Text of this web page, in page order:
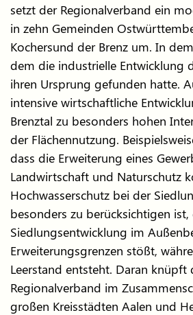
setzt der Regionalverband ein
in zehn Gemeinden
Kochersund der Brenz um. In
dem die industrielle Entwicklung
ihren Ursprung gefunden hatte.
intensive wirtschaftliche
Brenztal zu besonders hohen
der Flächennutzung.
dass die Erweiterung eines
Landwirtschaft und Naturschutz
Hochwasserschutz bei der
besonders zu berücksichtigen ist,
Siedlungsentwicklung im
Erweiterungsgrenzen stößt,
Leerstand entsteht. Daran knüpft
Regionalverband im
großen Kreisstädten Aalen und